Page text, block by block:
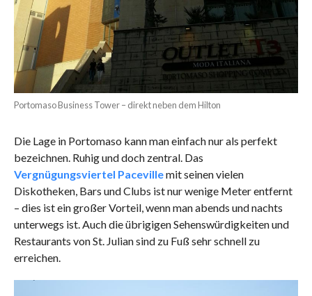
Portomaso Business Tower – direkt neben dem Hilton
Die Lage in Portomaso kann man einfach nur als perfekt
bezeichnen. Ruhig und doch zentral. Das
Vergnügungsviertel Pacevillemit seinen vielen
Diskotheken, Bars und Clubs ist nur wenige Meter entfernt
– dies ist ein großer Vorteil, wenn man abends und nachts
unterwegs ist. Auch die übrigigen Sehenswürdigkeiten und
Restaurants von St. Julian sind zu Fuß sehr schnell zu
erreichen.